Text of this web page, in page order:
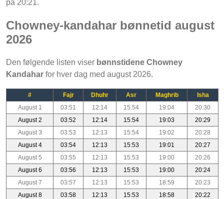
på 20:21.
Chowney-kandahar bønnetid august
2026
Den følgende listen viser bønnstidene Chowney
Kandahar for hver dag med august 2026.
# Fajr Dhuhr Asr Maghrib
Isha
August 1
03:51 12:14 15:54 19:04
20:30
August 2
03:52 12:14 15:54 19:03
20:29
August 3
03:53 12:13 15:54 19:02
20:28
August 4
03:54 12:13 15:53 19:01
20:27
August 5
03:55 12:13 15:53 19:00
20:26
August 6
03:56 12:13 15:53 19:00
20:24
August 7
03:57 12:13 15:53 18:59
20:23
August 8
03:58 12:13 15:53 18:58
20:22